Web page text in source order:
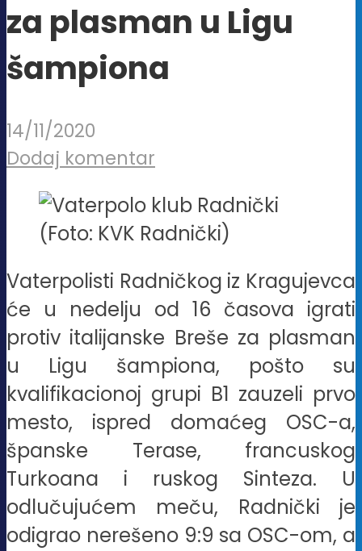
za plasman u Ligu
šampiona
14/11/2020
Dodaj komentar
(Foto: KVK Radnički)
Vaterpolisti Radničkog iz Kragujevca
će u nedelju od 16 časova igrati
protiv italijanske Breše za plasman
u Ligu šampiona, pošto su
kvalifikacionoj grupi B1 zauzeli prvo
mesto, ispred domaćeg OSC-a,
španske Terase, francuskog
Turkoana i ruskog Sinteza. U
odlučujućem meču, Radnički je
odigrao nerešeno 9:9 sa OSC-om, a